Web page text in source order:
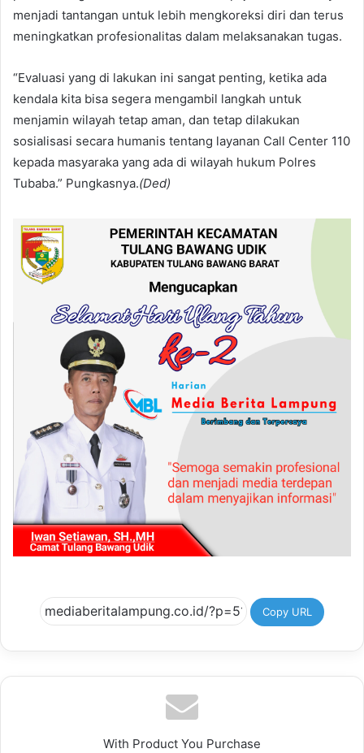
menjadi tantangan untuk lebih mengkoreksi diri dan terus
meningkatkan profesionalitas dalam melaksanakan tugas.
“Evaluasi yang di lakukan ini sangat penting, ketika ada
kendala kita bisa segera mengambil langkah untuk
menjamin wilayah tetap aman, dan tetap dilakukan
sosialisasi secara humanis tentang layanan Call Center 110
kepada masyaraka yang ada di wilayah hukum Polres
Tubaba.” Pungkasnya.(Ded)
Copy URL
With Product You Purchase